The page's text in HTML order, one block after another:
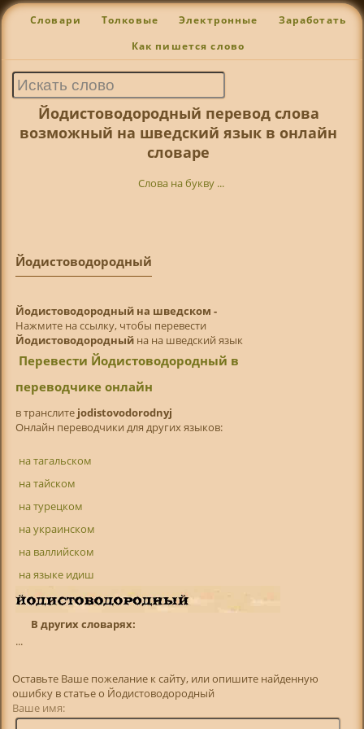
Словари Толковые Электронные Заработать
Как пишется слово
Йодистоводородный перевод слова
возможный на шведский язык в онлайн
словаре
Слова на букву ...
Йодистоводородный
Йодистоводородный на шведском -
Нажмите на ссылку, чтобы перевести
Йодистоводородныйна на шведский язык
Перевести Йодистоводородный в
переводчике онлайн
в транслитe jodistovodorodnyj
Онлайн переводчики для других языков:
на тагальском
на тайском
на турецком
на украинском
на валлийском
на языке идиш
В других словарях:
...
Оставьте Ваше пожелание к сайту, или опишите найденную
ошибку в статье о Йодистоводородный
Ваше имя: